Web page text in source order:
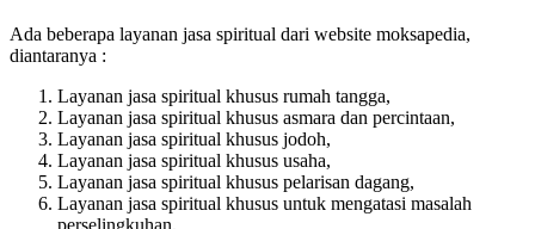
Ada beberapa layanan jasa spiritual dari website moksapedia,
diantaranya :
Layanan jasa spiritual khusus rumah tangga,
Layanan jasa spiritual khusus asmara dan percintaan,
Layanan jasa spiritual khusus jodoh,
Layanan jasa spiritual khusus usaha,
Layanan jasa spiritual khusus pelarisan dagang,
Layanan jasa spiritual khusus untuk mengatasi masalah
perselingkuhan,